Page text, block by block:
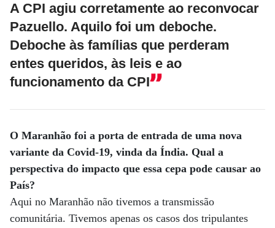
A CPI agiu corretamente ao reconvocar
Pazuello. Aquilo foi um deboche.
Deboche às famílias que perderam
entes queridos, às leis e ao
funcionamento da CPI
O Maranhão foi a porta de entrada de uma nova
variante da Covid-19, vinda da Índia. Qual a
perspectiva do impacto que essa cepa pode causar ao
País?
Aqui no Maranhão não tivemos a transmissão
comunitária. Tivemos apenas os casos dos tripulantes